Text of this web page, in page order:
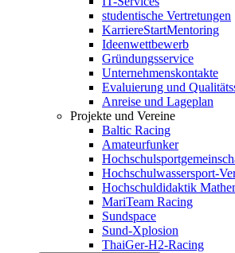
studentische Vertretungen
KarriereStartMentoring
Ideenwettbewerb
Gründungsservice
Unternehmenskontakte
Evaluierung und
Anreise und Lageplan
Projekte und Vereine
Baltic Racing
Amateurfunker
Hochschulwassersport-
Hochschuldidaktik
MariTeam Racing
Sundspace
Sund-Xplosion
ThaiGer-H2-Racing